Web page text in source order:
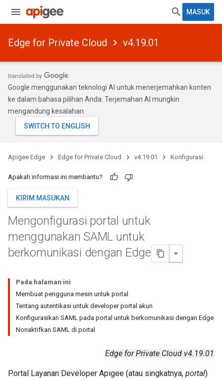
MASUK
Edge for Private Cloud v4.19.01
Google menggunakan teknologi AI untuk menerjemahkan konten
ke dalam bahasa pilihan Anda. Terjemahan AI mungkin
mengandung kesalahan.
Apigee Edge Edge for Private Cloud v4.19.01 Konfigurasi
Apakah informasi ini membantu?
KIRIM MASUKAN
Mengonfigurasi portal untuk
menggunakan SAML untuk
berkomunikasi dengan Edge
Pada halaman ini
Membuat pengguna mesin untuk portal
Tentang autentikasi untuk developer portal akun
Konfigurasikan SAML pada portal untuk berkomunikasi dengan Edge
Nonaktifkan SAML di portal
Edge for Private Cloud v4.19.01
Portal Layanan Developer Apigee (atau singkatnya, portal)